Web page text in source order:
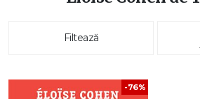
Filtează
-76%